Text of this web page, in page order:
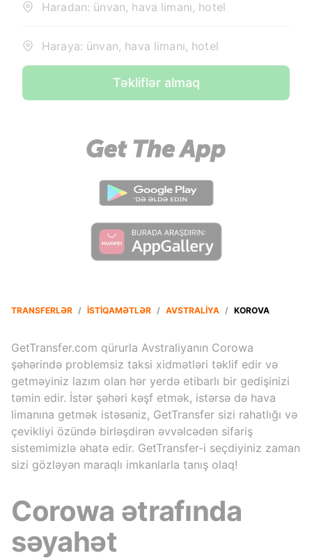
Haradan: ünvan, hava limanı, hotel
Haraya: ünvan, hava limanı, hotel
Təkliflər almaq
TRANSFERLƏR / İSTIQAMƏTLƏR / AVSTRALIYA / KOROVA
GetTransfer.com qürurla Avstraliyanın Corowa
şəhərində problemsiz taksi xidmətləri təklif edir və
getməyiniz lazım olan hər yerdə etibarlı bir gedişinizi
təmin edir. İstər şəhəri kəşf etmək, istərsə də hava
limanına getmək istəsəniz, GetTransfer sizi rahatlığı və
çevikliyi özündə birləşdirən əvvəlcədən sifariş
sistemimizlə əhatə edir. GetTransfer-i seçdiyiniz zaman
sizi gözləyən maraqlı imkanlarla tanış olaq!
Corowa ətrafında
səyahət